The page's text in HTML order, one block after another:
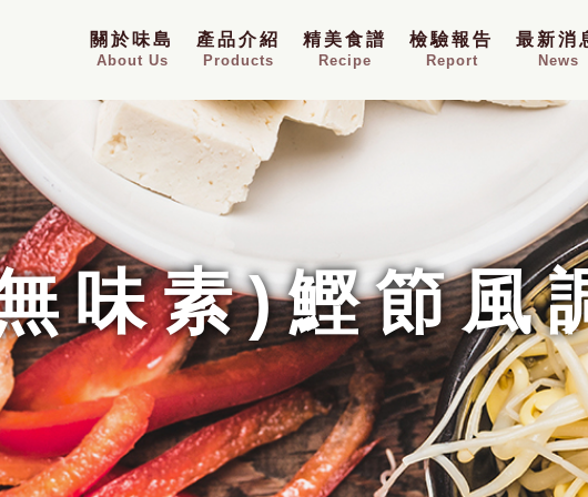
關於味島
About Us
產品介紹
Products
精美食譜
Recipe
檢驗報告
Report
最新消
News
味素)鰹節風